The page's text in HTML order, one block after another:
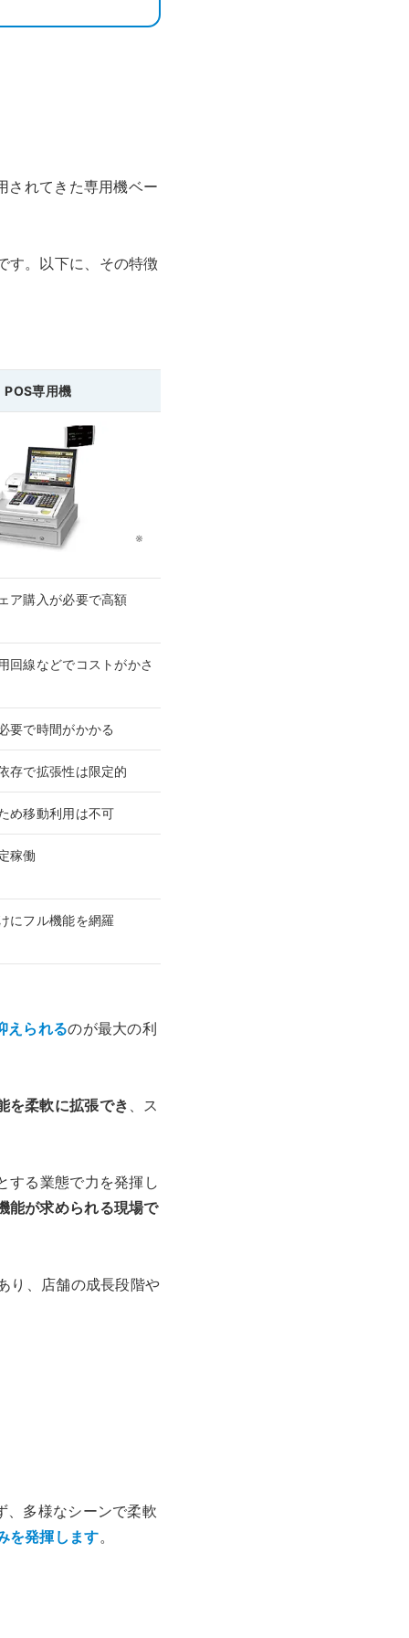
されてきた専用機ベー
す。以下に、その特徴
POS専用機
※
ア購入が必要で高額
回線などでコストがかさ
要で時間がかかる
存で拡張性は限定的
め移動利用は不可
稼働
にフル機能を網羅
えられるのが最大の利
を柔軟に拡張でき 、ス
する業態で力を発揮し
能が求められる現場で
り、店舗の成長段階や
、多様なシーンで柔軟
を発揮します。